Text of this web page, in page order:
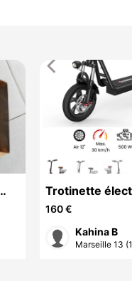
Trotinette
160 €
Kahina B
Marseille 13